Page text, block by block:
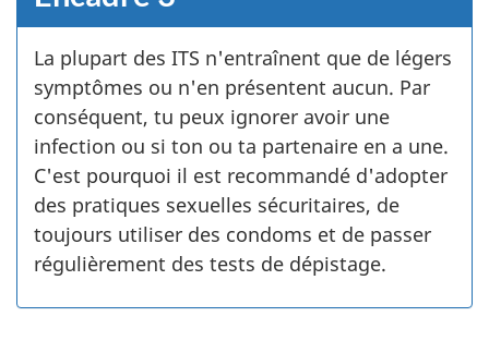
La plupart des ITS n'entraînent que de légers
symptômes ou n'en présentent aucun. Par
conséquent, tu peux ignorer avoir une
infection ou si ton ou ta partenaire en a une.
C'est pourquoi il est recommandé d'adopter
des pratiques sexuelles sécuritaires, de
toujours utiliser des condoms et de passer
régulièrement des tests de dépistage.